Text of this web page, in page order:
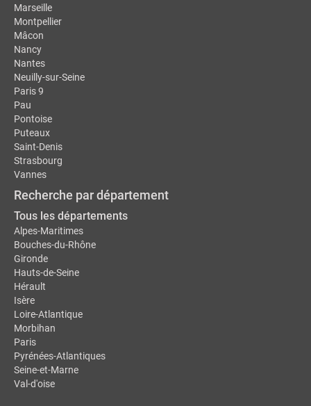
Marseille
Montpellier
Mâcon
Nancy
Nantes
Neuilly-sur-Seine
Paris 9
Pau
Pontoise
Puteaux
Saint-Denis
Strasbourg
Vannes
Recherche par département
Tous les départements
Alpes-Maritimes
Bouches-du-Rhône
Gironde
Hauts-de-Seine
Hérault
Isère
Loire-Atlantique
Morbihan
Paris
Pyrénées-Atlantiques
Seine-et-Marne
Val-d'oise